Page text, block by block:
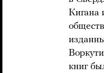
Кигана
книг